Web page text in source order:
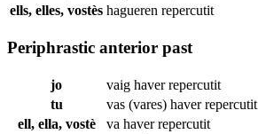
ells, elles, vostès hagueren repercutit
Periphrastic anterior past
jo vaig haverrepercutit
tu
vas (vares) haverrepercutit
ell, ella, vostè
va haverrepercutit